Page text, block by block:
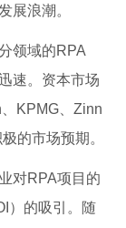
展浪潮。
领域的RPA
速。资本市场
KPMG、Zinn
的市场预期。
对RPA项目的
）的吸引。随